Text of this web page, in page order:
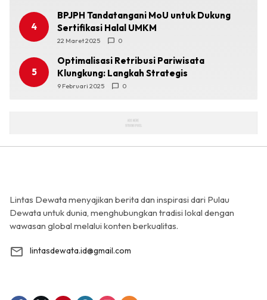
4
BPJPH Tandatangani MoU untuk Dukung
Sertifikasi Halal UMKM
22 Maret 2025 0
5
Optimalisasi Retribusi Pariwisata
Klungkung: Langkah Strategis
9 Februari 2025 0
Lintas Dewata menyajikan berita dan inspirasi dari Pulau
Dewata untuk dunia, menghubungkan tradisi lokal dengan
wawasan global melalui konten berkualitas.
lintasdewata.id@gmail.com